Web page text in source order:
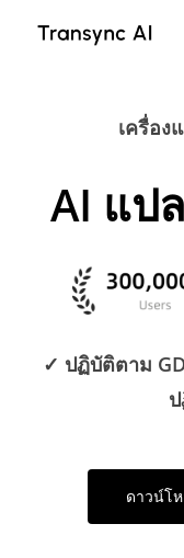
เครื่อง
AI แป
✓ ปฏิบัติตาม
ดาวน์โ